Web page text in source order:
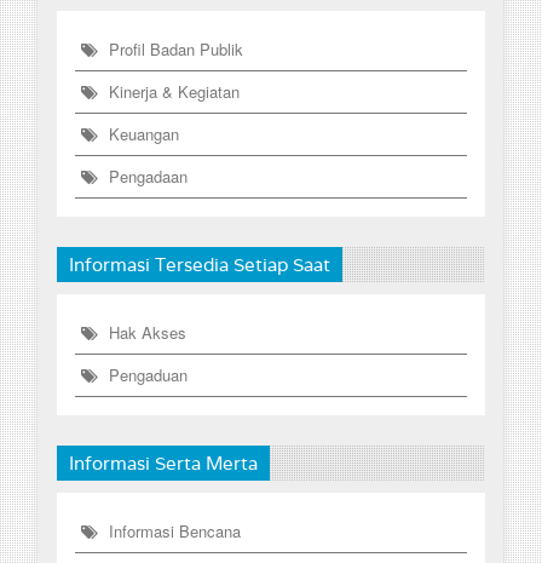
Profil Badan Publik
Kinerja & Kegiatan
Keuangan
Pengadaan
Informasi Tersedia Setiap Saat
Hak Akses
Pengaduan
Informasi Serta Merta
Informasi Bencana